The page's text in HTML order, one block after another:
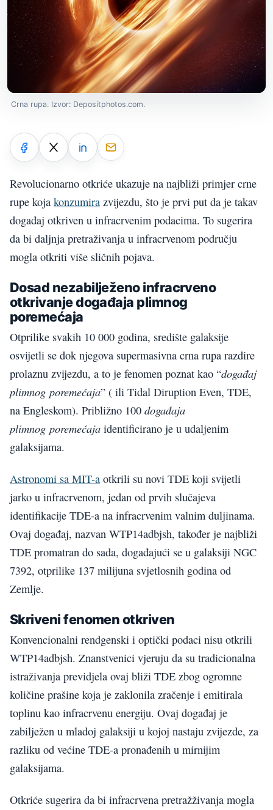
Crna rupa. Izvor: Depositphotos.com.
Revolucionarno otkriće ukazuje na najbliži primjer crne
rupe koja konzumira zvijezdu, što je prvi put da je takav
događaj otkriven u infracrvenim podacima. To sugerira
da bi daljnja pretraživanja u infracrvenom području
mogla otkriti više sličnih pojava.
Dosad nezabilježeno infracrveno
otkrivanje događaja plimnog
poremećaja
Otprilike svakih 10 000 godina, središte galaksije
osvijetli se dok njegova supermasivna crna rupa razdire
prolaznu zvijezdu, a to je fenomen poznat kao “događaj
plimnog poremećaja” ( ili Tidal Diruption Even, TDE,
na Engleskom). Približno 100 događaja
plimnog poremećaja identificirano je u udaljenim
galaksijama.
Astronomi sa MIT-a otkrili su novi TDE koji svijetli
jarko u infracrvenom, jedan od prvih slučajeva
identifikacije TDE-a na infracrvenim valnim duljinama.
Ovaj događaj, nazvan WTP14adbjsh, također je najbliži
TDE promatran do sada, događajući se u galaksiji NGC
7392, otprilike 137 milijuna svjetlosnih godina od
Zemlje.
Skriveni fenomen otkriven
Konvencionalni rendgenski i optički podaci nisu otkrili
WTP14adbjsh. Znanstvenici vjeruju da su tradicionalna
istraživanja previdjela ovaj bliži TDE zbog ogromne
količine prašine koja je zaklonila zračenje i emitirala
toplinu kao infracrvenu energiju. Ovaj događaj je
zabilježen u mladoj galaksiji u kojoj nastaju zvijezde, za
razliku od većine TDE-a pronađenih u mirnijim
galaksijama.
Otkriće sugerira da bi infracrvena pretražživanja mogla